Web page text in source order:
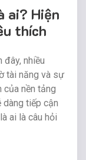
ai? Hiện
thích
đây, nhiều
tài năng và sự
của nền tảng
tiếp cận
ai là câu hỏi